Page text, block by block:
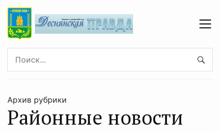
Архив рубрики
Районные новости